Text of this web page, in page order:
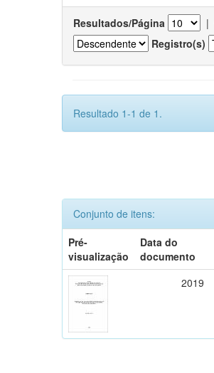
Resultados/Página |
Registro(s)
Resultado 1-1 de 1.
Conjunto de itens:
Pré-
visualização
Data do
documento
2019